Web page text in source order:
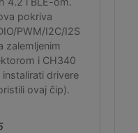
pokriva
PWM/I2C/I2S
zalemljenim
i CH340
drivere
ovaj čip).